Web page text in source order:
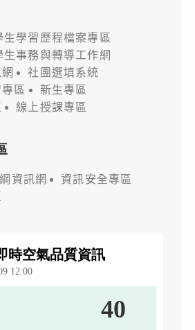
生學習歷程檔案專區
生事務與轉導工作網
社團選填系統
區
新生專區
線上授課專區
資訊網
資訊安全專區